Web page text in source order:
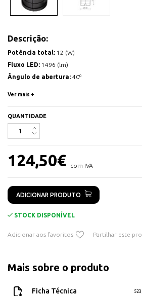
Descrição:
Potência total: 12 (W)
Fluxo LED: 1496 (lm)
Ângulo de abertura: 40º
Dimensões:Ø180x122 (mm)
Fator de potência:
Temperatura de trabalho:
Interior/exterior: Exterior
Nome:ARETTE AVANT
Cor RAL:ALUMINIO
DRIVER INCLUIDO
Classe:I
Ver mais +
QUANTIDADE
124,50€ com IVA
ADICIONAR PRODUTO
STOCK DISPONÍVEL
Adicionar aos favoritos Partilhar este
Mais sobre o produto
Ficha Técnica